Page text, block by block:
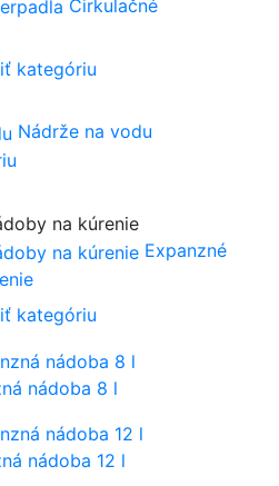
Cirkulačné
kategóriu
Nádrže na vodu
Expanzné
kategóriu
nádoba 8 l
nádoba 12 l